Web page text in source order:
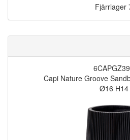
Fjärrlager
Capi Nature Groove
Ø16 H14